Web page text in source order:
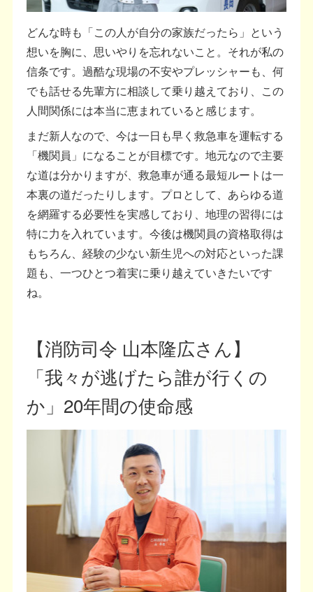
どんな時も「この人が自分の家族だったら」という
想いを胸に、思いやりを忘れないこと。それが私の
信条です。過酷な現場の不安やプレッシャーも、何
でも話せる先輩方に相談して乗り越えており、この
人間関係には本当に恵まれていると感じます。
まだ新人なので、今は一日も早く救急車を運転する
「機関員」になることが目標です。地元なので主要
な道は分かりますが、救急車が通る最短ルートは一
本裏の道だったりします。プロとして、あらゆる道
を網羅する必要性を実感しており、地理の習得には
特に力を入れています。今後は機関員の資格取得は
もちろん、経験の少ない新生児への対応といった課
題も、一つひとつ着実に乗り越えていきたいです
ね。
【消防司令 山本隆広さん】
「我々が逃げたら誰が行くの
か」20年間の使命感